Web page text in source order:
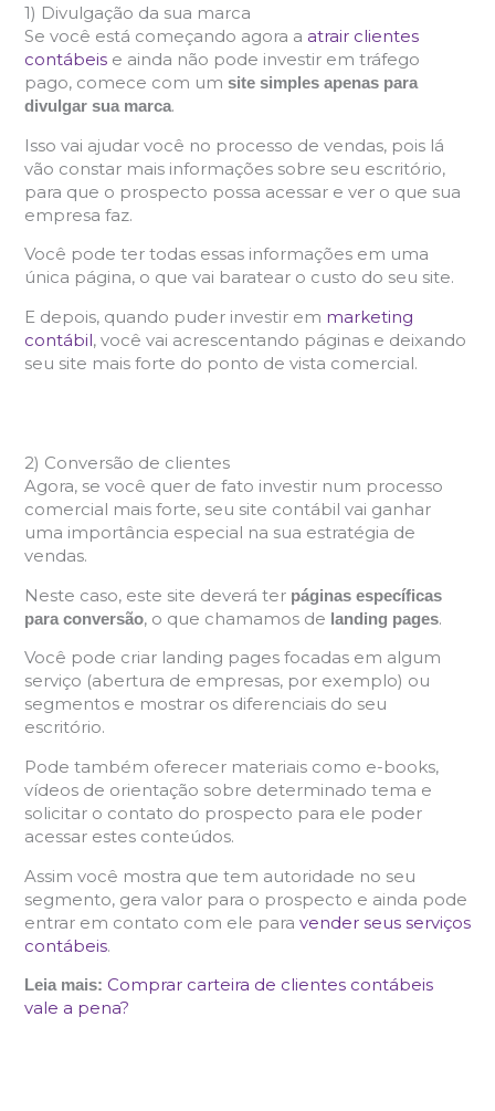
1) Divulgação da sua marca
Se você está começando agora a atrair clientes
contábeise ainda não pode investir em tráfego
pago, comece com um site simples apenas para
divulgar sua marca.
Isso vai ajudar você no processo de vendas, pois lá
vão constar mais informações sobre seu escritório,
para que o prospecto possa acessar e ver o que sua
empresa faz.
Você pode ter todas essas informações em uma
única página, o que vai baratear o custo do seu site.
E depois, quando puder investir em marketing
contábil, você vai acrescentando páginas e deixando
seu site mais forte do ponto de vista comercial.
2) Conversão de clientes
Agora, se você quer de fato investir num processo
comercial mais forte, seu site contábil vai ganhar
uma importância especial na sua estratégia de
vendas.
Neste caso, este site deverá ter páginas específicas
para conversão, o que chamamos de landing pages.
Você pode criar landing pages focadas em algum
serviço (abertura de empresas, por exemplo) ou
segmentos e mostrar os diferenciais do seu
escritório.
Pode também oferecer materiais como e-books,
vídeos de orientação sobre determinado tema e
solicitar o contato do prospecto para ele poder
acessar estes conteúdos.
Assim você mostra que tem autoridade no seu
segmento, gera valor para o prospecto e ainda pode
entrar em contato com ele para vender seus serviços
contábeis.
Leia mais: Comprar carteira de clientes contábeis
vale a pena?